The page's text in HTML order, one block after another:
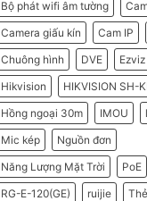
Bộ phát wifi âm tường
Camera giấu kín
Cam IP
Chuông hình
DVE Ezviz
Hikvision
HIKVISION SH-
Hồng ngoại 30m
IMOU
Mic kép
Nguồn đơn
Năng Lượng Mặt Trời
PoE
RG-E-120(GE)
ruijie